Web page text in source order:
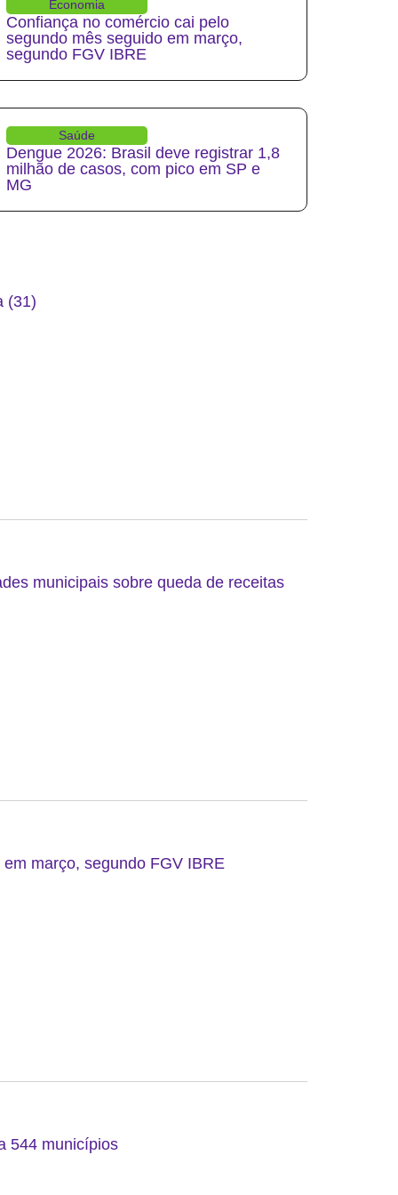
Economia
Confiança no comércio cai pelo
segundo mês seguido em março,
segundo FGV IBRE
Saúde
Dengue 2026: Brasil deve registrar 1,8
milhão de casos, com pico em SP e
MG
(31)
municipais sobre queda de receitas
março, segundo FGV IBRE
544 municípios